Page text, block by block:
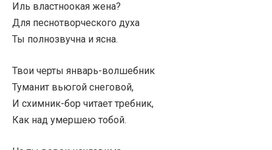
Иль властноокая жена?
Для песнотворческого духа
Ты полнозвучна и ясна.
Твои черты январь-волшебник
Туманит вьюгой снеговой,
И схимник-бор читает требник,
Как над умершею тобой.